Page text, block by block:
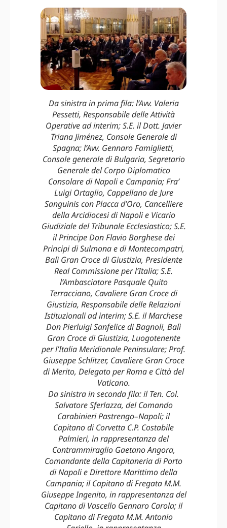
Da sinistra in prima fila: l’Avv. Valeria
Pessetti, Responsabile delle Attività
Operative ad interim; S.E. il Dott. Javier
Triana Jiménez, Console Generale di
Spagna; l’Avv. Gennaro Famiglietti,
Console generale di Bulgaria, Segretario
Generale del Corpo Diplomatico
Consolare di Napoli e Campania; Fra’
Luigi Ortaglio, Cappellano de Jure
Sanguinis con Placca d’Oro, Cancelliere
della Arcidiocesi di Napoli e Vicario
Giudiziale del Tribunale Ecclesiastico; S.E.
il Principe Don Flavio Borghese dei
Principi di Sulmona e di Montecompatri,
Balì Gran Croce di Giustizia, Presidente
Real Commissione per l’Italia; S.E.
l’Ambasciatore Pasquale Quito
Terracciano, Cavaliere Gran Croce di
Giustizia, Responsabile delle Relazioni
Istituzionali ad interim; S.E. il Marchese
Don Pierluigi Sanfelice di Bagnoli, Balì
Gran Croce di Giustizia, Luogotenente
per l’Italia Meridionale Peninsulare; Prof.
Giuseppe Schlitzer, Cavaliere Gran Croce
di Merito, Delegato per Roma e Città del
Vaticano.
Da sinistra in seconda fila: il Ten. Col.
Salvatore Sferlazza, del Comando
Carabinieri Pastrengo–Napoli; il
Capitano di Corvetta C.P. Costabile
Palmieri, in rappresentanza del
Contrammiraglio Gaetano Angora,
Comandante della Capitaneria di Porto
di Napoli e Direttore Marittimo della
Campania; il Capitano di Fregata M.M.
Giuseppe Ingenito, in rappresentanza del
Capitano di Vascello Gennaro Carola; il
Capitano di Fregata M.M. Antonio